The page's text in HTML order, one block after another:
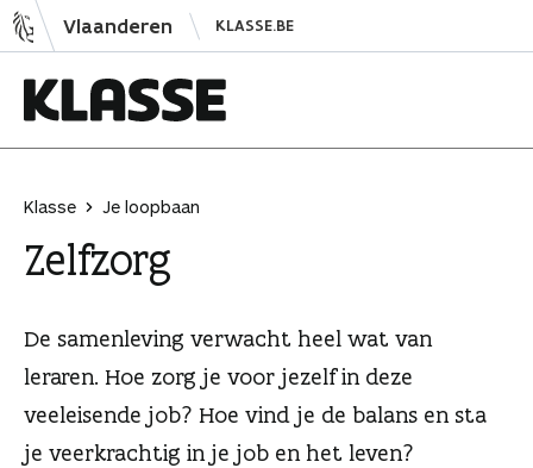
N
a
Vlaanderen KLASSE.BE
a
s
Klasse Je loopbaan
Zelfzorg
De samenleving verwacht heel wat van
leraren. Hoe zorg je voor jezelf in deze
veeleisende job? Hoe vind je de balans en sta
je veerkrachtig in je job en het leven?